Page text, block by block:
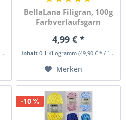
BellaLana Filigran, 100g
Farbverlaufsgarn
4,99 € *
Inhalt0.1 Kilogramm(49,90 € * / 1 Kilogramm)
Merken
-10